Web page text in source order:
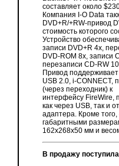
составляет около
Компания I-O Data
DVD+R/+RW-привод
стоимость которого
Устройство
записи DVD+R 4x,
DVD-ROM 8x, записи
перезаписи CD-RW
Привод
USB 2.0, i-CONNECT,
(через переходник) к
интерфейсу FireWirе,
как через USB, так и от
адаптера. Кроме
габаритными
162x268x50 мм и
В продажу